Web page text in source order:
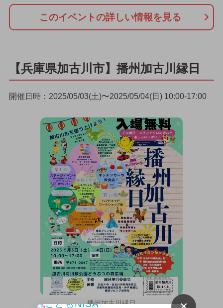
このイベントの詳しい情報を見る
【兵庫県加古川市】播州加古川縁日
開催日時：2025/05/03(土)〜2025/05/04(日) 10:00-17:00
播州加古川縁日